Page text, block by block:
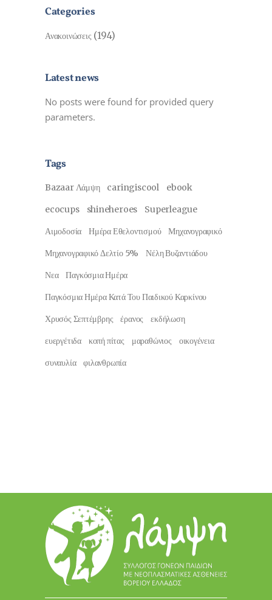
Categories
Ανακοινώσεις (194)
Latest news
No posts were found for provided query
parameters.
Tags
Bazaar Λάμψη caringiscool
ebook
ecocups
shineheroes
Superleague
Αιμοδοσία
Ημέρα Εθελοντισμού
Μηχανογραφικό
Μηχανογραφικό Δελτίο 5%
Νέλη Βυζαντιάδου
Νεα
Παγκόσμια Ημέρα
Παγκόσμια Ημέρα Κατά Του Παιδικού Καρκίνου
Χρυσός Σεπτέμβρης
έρανος
εκδήλωση
ευεργέτιδα
κοπή πίτας μαραθώνιος
οικογένεια
συναυλία
φιλανθρωπία